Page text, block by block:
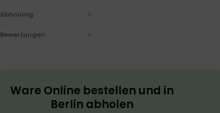
Abholung
Bewertungen
Ware Online bestellen und in
Berlin abholen